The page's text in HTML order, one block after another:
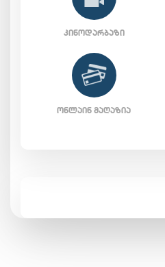
ᲙᲘᲜᲝᲓᲐᲠᲑᲐᲖᲘ
ᲝᲜᲚᲐᲘᲜ ᲛᲐᲦᲐᲖᲘᲐ